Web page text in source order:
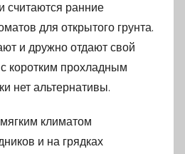
считаются ранние
для открытого грунта.
и дружно отдают свой
коротким прохладным
нет альтернативы.
климатом
и на грядках